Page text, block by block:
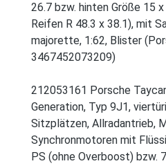
26.7 bzw. hinten Größe 15
Reifen R 48.3 x 38.1), mit
majorette, 1:62, Blister
3467452073209)
212053161 Porsche
Generation, Typ 9J1,
Sitzplätzen, Allradantrieb,
Synchronmotoren mit
PS (ohne Overboost) bzw.